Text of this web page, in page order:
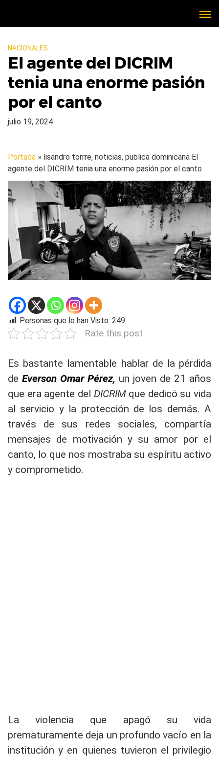
NACIONALES
El agente del DICRIM
tenia una enorme pasión
por el canto
julio 19, 2024
Portada » lisandro torrre, noticias, publica dominicana El
agente del DICRIM tenia una enorme pasión por el canto
Personas que lo han Visto: 249
Rate this post
Es bastante lamentable hablar de la pérdida
de Everson Omar Pérez, un joven de 21 años
que era agente del DICRIMque dedicó su vida
al servicio y la protección de los demás. A
través de sus redes sociales, compartía
mensajes de motivación y su amor por el
canto, lo que nos mostraba su espíritu activo
y comprometido.
La violencia que apagó su vida
prematuramente deja un profundo vacío en la
institución y en quienes tuvieron el privilegio